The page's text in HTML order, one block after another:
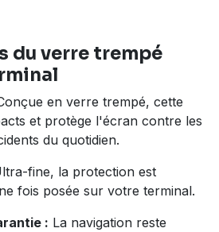
du verre trempé
en verre trempé, cette
et protège l'écran contre les
du quotidien.
fine, la protection est
fois posée sur votre terminal.
: La navigation reste